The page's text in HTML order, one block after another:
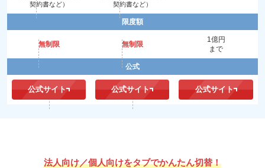
契約書など）
契約書など）
限度額
無制限 無制限
1億円
まで
公式
公式サイト 公式サイト 公式サイト
法人向け／個人向けをタブでかんたん切替！